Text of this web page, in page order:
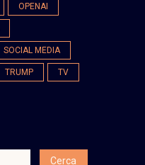
OPENAI
SOCIAL MEDIA
TRUMP TV